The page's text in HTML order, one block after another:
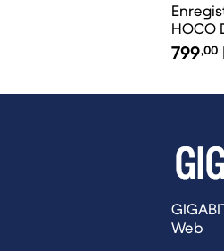
HOCO
(noir)
799,00
Web